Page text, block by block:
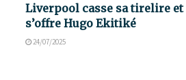
Liverpool casse sa tirelire et
s’offre Hugo Ekitiké
24/07/2025